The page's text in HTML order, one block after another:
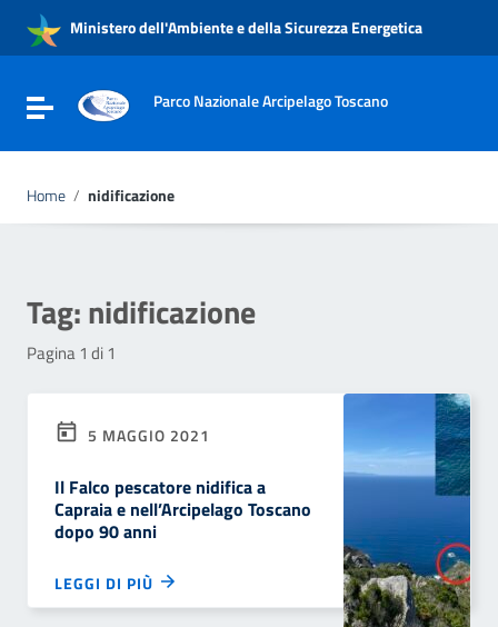
Vai al menu di navigazione
Vai al footer
Ministero dell'Ambiente e della Sicurezza Energetica
Attiva / disattiva la navigazione
Parco Nazionale Arcipelago Toscano
Home / nidificazione
Tag:nidificazione
Pagina 1 di 1
5 MAGGIO 2021
Il Falco pescatore nidifica a
Capraia e nell’Arcipelago Toscano
dopo 90 anni
LEGGI DI PIÙ